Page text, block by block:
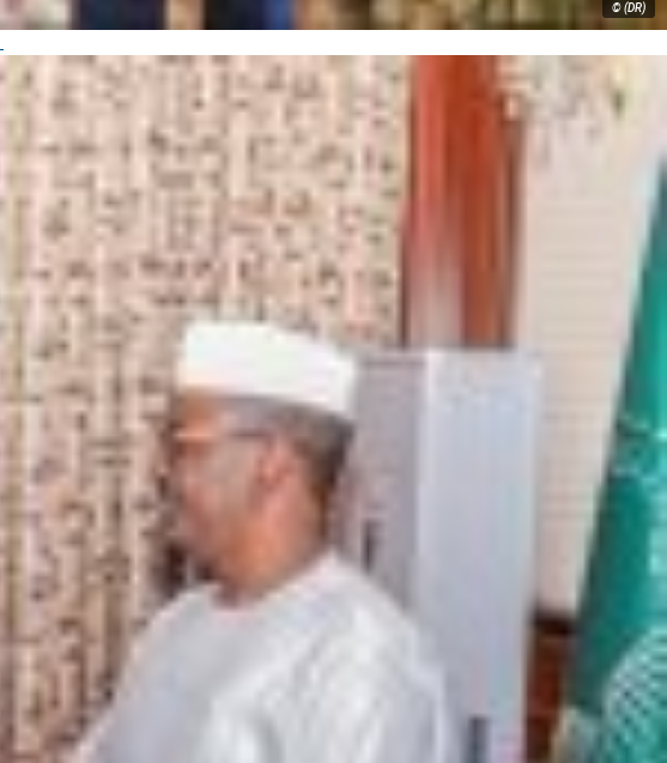
© (DR)